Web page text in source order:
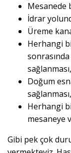
Mesanede
İdrar
Üreme
Herhangi
sağlanması,
Doğum
sağlanması,
Herhangi
mesaneye
Gibi pek çok